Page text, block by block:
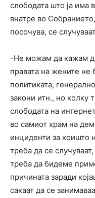
слободата што ја има
внатре во
посочува, се
-Не можам да кажам
правата на жените не
политиката,
закони итн., но колку
слободата на
во самиот храм на
инциденти за коишто
треба да се
треба да бидеме
причината заради
сакаат да се